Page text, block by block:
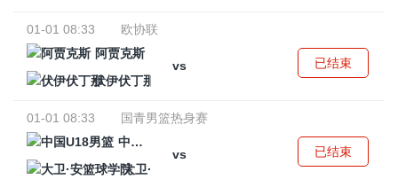
01-01 08:33
欧协联
阿贾克斯
vs
伏伊伏丁那
已结束
01-01 08:33
国青男篮热身赛
中国U18男篮
vs
大卫·安篮球学院
已结束